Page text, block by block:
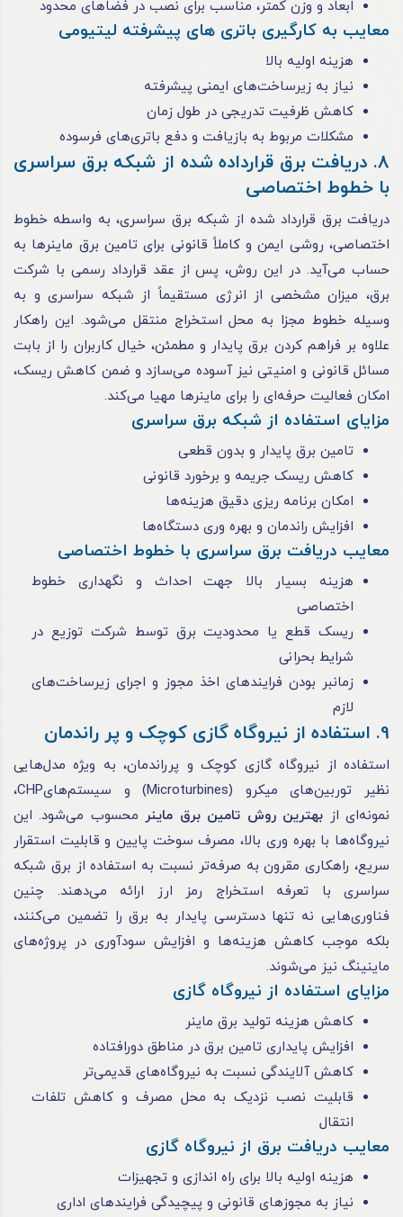
ابعاد و وزن کمتر، مناسب برای نصب در فضاهای محدود
معایب به کارگیری باتری های پیشرفته لیتیومی
هزینه اولیه بالا
نیاز به زیرساخت‌های ایمنی پیشرفته
کاهش ظرفیت تدریجی در طول زمان
مشکلات مربوط به بازیافت و دفع باتری‌های فرسوده
8. دریافت برق قرارداده شده از شبکه برق سراسری
با خطوط اختصاصی
دریافت برق قرارداد شده از شبکه برق سراسری، به ‌واسطه خطوط
اختصاصی، روشی ایمن و کاملاً قانونی برای تامین برق ماینرها به
حساب می‌آید. در این روش، پس از عقد قرارداد رسمی با شرکت
برق، میزان مشخصی از انرژی مستقیماً از شبکه سراسری و به
وسیله خطوط مجزا به محل استخراج منتقل می‌شود. این راهکار
علاوه بر فراهم کردن برق پایدار و مطمئن، خیال کاربران را از بابت
مسائل قانونی و امنیتی نیز آسوده می‌سازد و ضمن کاهش ریسک،
امکان فعالیت حرفه‌ای را برای ماینرها مهیا می‌کند.
مزایای استفاده از شبکه برق سراسری
تامین برق پایدار و بدون قطعی
کاهش ریسک جریمه و برخورد قانونی
امکان برنامه ‌ریزی دقیق هزینه‌ها
افزایش راندمان و بهره ‌وری دستگاه‌ها
معایب دریافت برق سراسری با خطوط اختصاصی
هزینه بسیار بالا جهت احداث و نگهداری خطوط
اختصاصی
ریسک قطع یا محدودیت برق توسط شرکت توزیع در
شرایط بحرانی
زمانبر بودن فرایندهای اخذ مجوز و اجرای زیرساخت‌های
لازم
9. استفاده از نیروگاه گازی کوچک و پر راندمان
استفاده از نیروگاه گازی کوچک و پر‌راندمان، به ‌ویژه مدل‌هایی
نظیر توربین‌های میکرو (Microturbines) و سیستم‌هایCHP،
نمونه‌ای از بهترین روش‌ تامین برق ماینر محسوب می‌شود. این
نیروگاه‌ها با بهره ‌وری بالا، مصرف سوخت پایین و قابلیت استقرار
سریع، راهکاری مقرون ‌به‌ صرفه‌تر نسبت به استفاده از برق شبکه
سراسری با تعرفه استخراج رمز ارز ارائه می‌دهند. چنین
فناوری‌هایی نه ‌تنها دسترسی پایدار به برق را تضمین می‌کنند،
بلکه موجب کاهش هزینه‌ها و افزایش سودآوری در پروژه‌های
ماینینگ نیز می‌شوند.
مزایای استفاده از نیروگاه گازی
کاهش هزینه تولید برق ماینر
افزایش پایداری تامین برق در مناطق دورافتاده
کاهش آلایندگی نسبت به نیروگاه‌های قدیمی‌تر
قابلیت نصب نزدیک به محل مصرف و کاهش تلفات
انتقال
معایب دریافت برق از نیروگاه گازی
هزینه اولیه بالا برای راه ‌اندازی و تجهیزات
نیاز به مجوزهای قانونی و پیچیدگی فرایندهای اداری